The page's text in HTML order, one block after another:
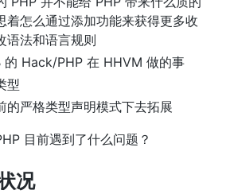
着怎么通过添加功能来获得更多收
语法和语言规则
的 Hack/PHP 在 HHVM 做的事
型
的严格类型声明模式下去拓展
目前遇到了什么问题？
况